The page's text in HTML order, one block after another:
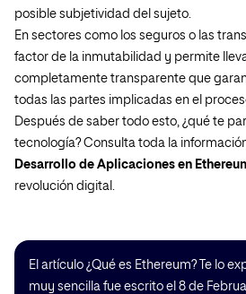
posible subjetividad del sujeto.
En sectores como los seguros o las
factor de la inmutabilidad y permite
completamente transparente que
todas las partes implicadas en el
Después de saber todo esto, ¿qué te
tecnología? Consulta toda la
Desarrollo de Aplicaciones en
revolución digital.
El artículo ¿Qué es Ethereum? Te lo
muy sencilla fue escrito el 8 de